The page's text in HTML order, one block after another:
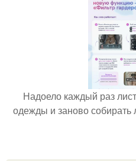
Надоело каждый раз
одежды и заново